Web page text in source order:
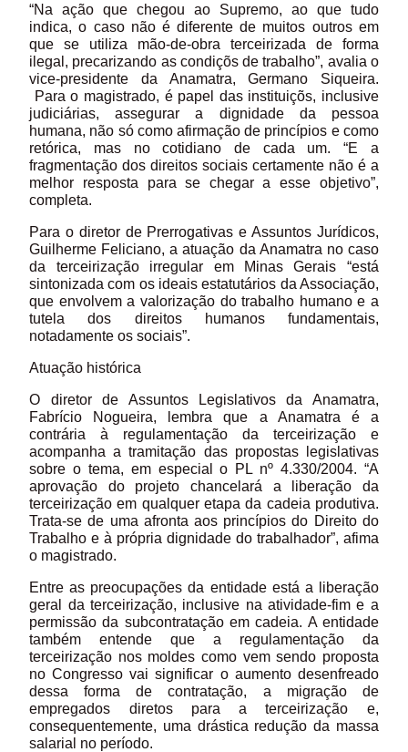
“Na ação que chegou ao Supremo, ao que tudo
indica, o caso não é diferente de muitos outros em
que se utiliza mão-de-obra terceirizada de forma
ilegal, precarizando as condiçõs de trabalho”, avalia o
vice-presidente da Anamatra, Germano Siqueira.
Para o magistrado, é papel das instituiçõs, inclusive
judiciárias, assegurar a dignidade da pessoa
humana, não só como afirmação de princípios e como
retórica, mas no cotidiano de cada um. “E a
fragmentação dos direitos sociais certamente não é a
melhor resposta para se chegar a esse objetivo”,
completa.
Para o diretor de Prerrogativas e Assuntos Jurídicos,
Guilherme Feliciano, a atuação da Anamatra no caso
da terceirização irregular em Minas Gerais “está
sintonizada com os ideais estatutários da Associação,
que envolvem a valorização do trabalho humano e a
tutela dos direitos humanos fundamentais,
notadamente os sociais”.
Atuação histórica
O diretor de Assuntos Legislativos da Anamatra,
Fabrício Nogueira, lembra que a Anamatra é a
contrária à regulamentação da terceirização e
acompanha a tramitação das propostas legislativas
sobre o tema, em especial o PL nº 4.330/2004. “A
aprovação do projeto chancelará a liberação da
terceirização em qualquer etapa da cadeia produtiva.
Trata-se de uma afronta aos princípios do Direito do
Trabalho e à própria dignidade do trabalhador”, afima
o magistrado.
Entre as preocupações da entidade está a liberação
geral da terceirização, inclusive na atividade-fim e a
permissão da subcontratação em cadeia. A entidade
também entende que a regulamentação da
terceirização nos moldes como vem sendo proposta
no Congresso vai significar o aumento desenfreado
dessa forma de contratação, a migração de
empregados diretos para a terceirização e,
consequentemente, uma drástica redução da massa
salarial no período.